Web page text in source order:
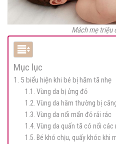
Mách mẹ triệu
Mục lục
1. 5 biểu hiện khi bé bị hăm tã nhẹ
1.1. Vùng da bị ửng đỏ
1.2. Vùng da hăm thường bị
1.3. Vùng da nổi mẩn đỏ rải rác
1.4. Vùng da quấn tã có nổi
1.5. Bé khó chịu, quấy khóc khi